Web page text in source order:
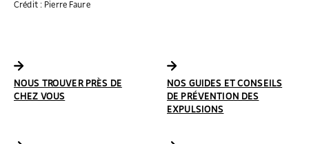
Crédit : Pierre Faure
NOUS TROUVER PRÈS DE
CHEZ VOUS
NOS GUIDES ET CONSEILS
DE PRÉVENTION DES
EXPULSIONS